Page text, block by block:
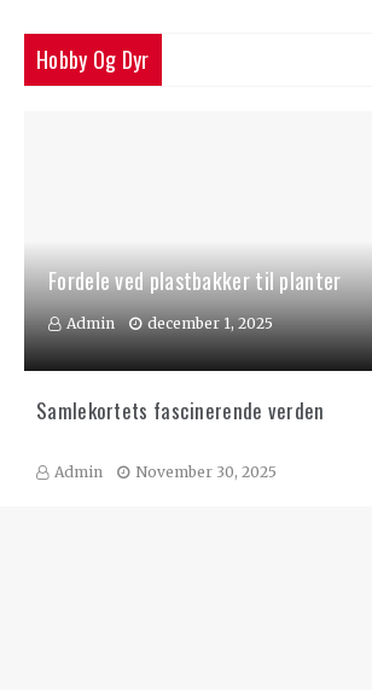
Hobby Og Dyr
Fordele ved plastbakker til planter
Admin december 1, 2025
Samlekortets fascinerende verden
Admin November 30, 2025